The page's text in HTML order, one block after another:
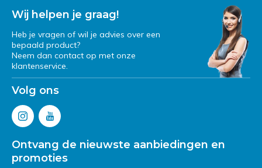
Wij helpen je graag!
Heb je vragen of wil je advies over een
bepaald product?
Neem dan contact op met onze
klantenservice.
Volg ons
Ontvang de nieuwste aanbiedingen en
promoties